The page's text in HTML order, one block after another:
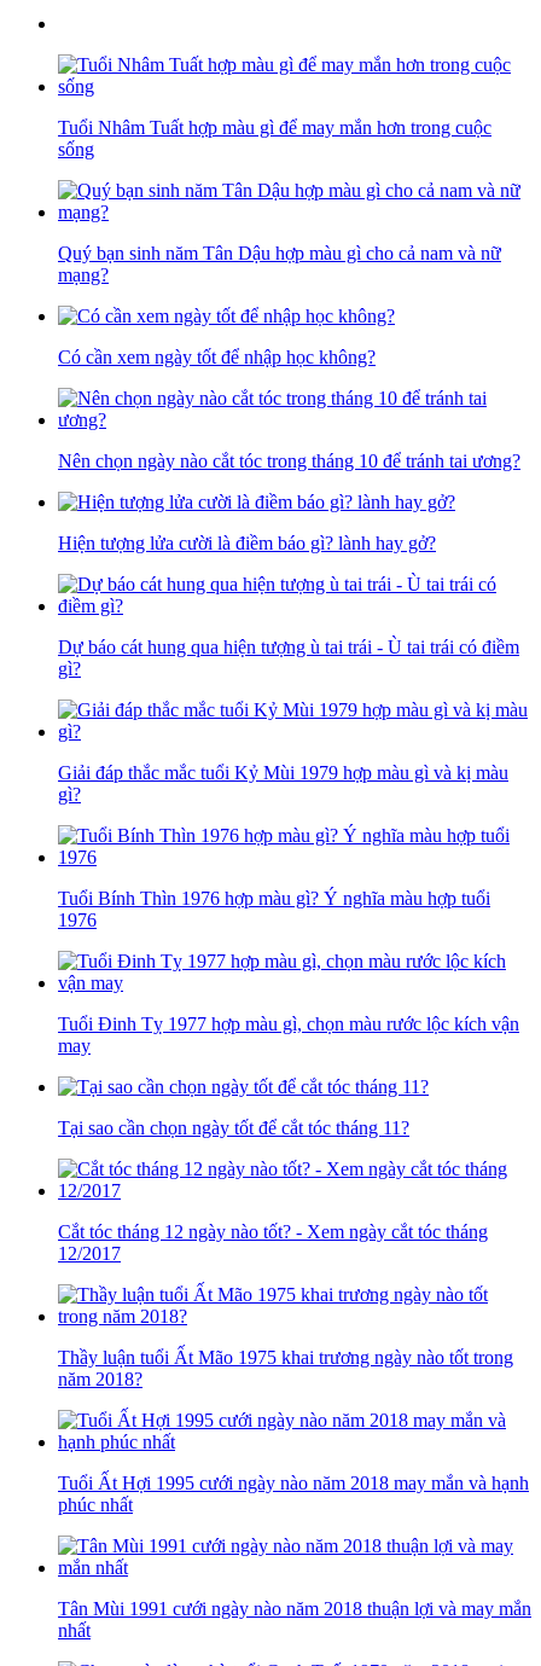
Tuổi Nhâm Tuất hợp màu gì để may mắn hơn trong cuộc
sống
Quý bạn sinh năm Tân Dậu hợp màu gì cho cả nam và nữ
mạng?
Có cần xem ngày tốt để nhập học không?
Nên chọn ngày nào cắt tóc trong tháng 10 để tránh tai ương?
Hiện tượng lửa cười là điềm báo gì? lành hay gở?
Dự báo cát hung qua hiện tượng ù tai trái - Ù tai trái có điềm
gì?
Giải đáp thắc mắc tuổi Kỷ Mùi 1979 hợp màu gì và kị màu
gì?
Tuổi Bính Thìn 1976 hợp màu gì? Ý nghĩa màu hợp tuổi
1976
Tuổi Đinh Tỵ 1977 hợp màu gì, chọn màu rước lộc kích vận
may
Tại sao cần chọn ngày tốt để cắt tóc tháng 11?
Cắt tóc tháng 12 ngày nào tốt? - Xem ngày cắt tóc tháng
12/2017
Thầy luận tuổi Ất Mão 1975 khai trương ngày nào tốt trong
năm 2018?
Tuổi Ất Hợi 1995 cưới ngày nào năm 2018 may mắn và hạnh
phúc nhất
Tân Mùi 1991 cưới ngày nào năm 2018 thuận lợi và may mắn
nhất